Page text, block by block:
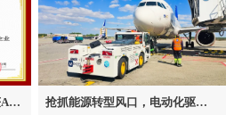
喜报！威海广泰ESG评级荣获AAA级 可持续发展实力获权威认可 抢抓能源转型风口，电动化驱动威海广泰欧洲业务腾飞